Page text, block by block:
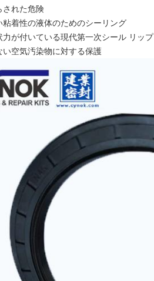
された危険
粘着性の液体のためのシーリング
力が付いている現代第一次シール リップ
い空気汚染物に対する保護